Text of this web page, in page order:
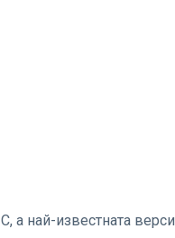
а най-известната